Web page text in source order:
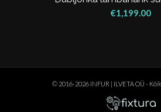
€1,199.00
© 2016-2026 INFUR | ILVETA OÜ -